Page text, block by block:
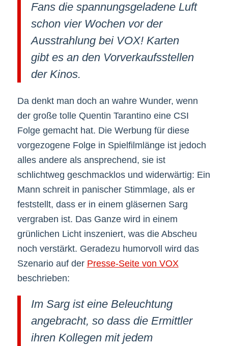
Fans die spannungsgeladene Luft
schon vier Wochen vor der
Ausstrahlung bei VOX! Karten
gibt es an den Vorverkaufsstellen
der Kinos.
Da denkt man doch an wahre Wunder, wenn
der große tolle Quentin Tarantino eine CSI
Folge gemacht hat. Die Werbung für diese
vorgezogene Folge in Spielfilmlänge ist jedoch
alles andere als ansprechend, sie ist
schlichtweg geschmacklos und widerwärtig: Ein
Mann schreit in panischer Stimmlage, als er
feststellt, dass er in einem gläsernen Sarg
vergraben ist. Das Ganze wird in einem
grünlichen Licht inszeniert, was die Abscheu
noch verstärkt. Geradezu humorvoll wird das
Szenario auf der Presse-Seite von VOX
beschrieben:
Im Sarg ist eine Beleuchtung
angebracht, so dass die Ermittler
ihren Kollegen mit jedem